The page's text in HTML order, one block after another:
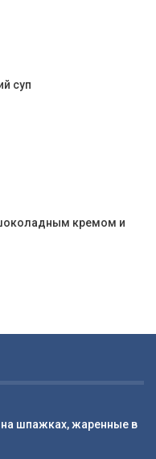
суп
кремом и
шпажках, жаренные в